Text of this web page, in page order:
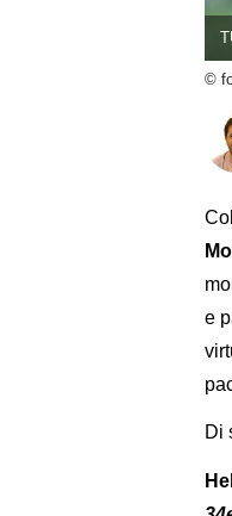
©
e
Di